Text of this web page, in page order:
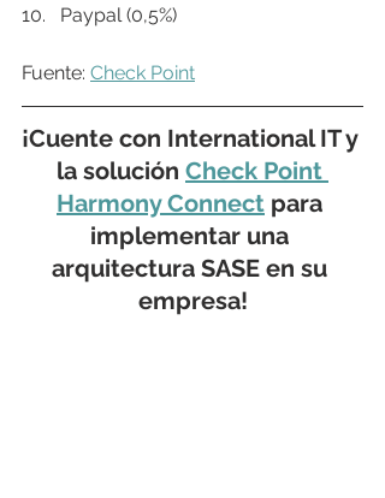
Paypal (0,5%)
Fuente: Check Point
¡Cuente con International IT y
la solución Check Point
Harmony Connect para
implementar una
arquitectura SASE en su
empresa!